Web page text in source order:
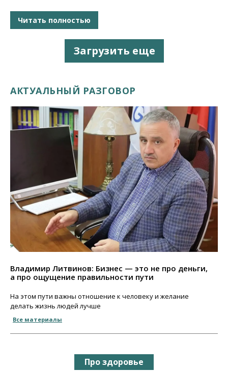
Читать полностью
Загрузить еще
АКТУАЛЬНЫЙ РАЗГОВОР
Владимир Литвинов: Бизнес — это не про деньги,
а про ощущение правильности пути
На этом пути важны отношение к человеку и желание
делать жизнь людей лучше
Все материалы
Про здоровье